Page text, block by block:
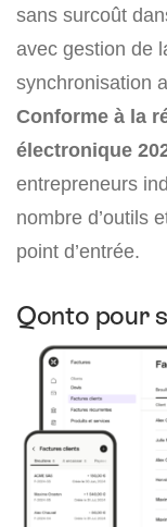
sans surcoût
avec gestion de
synchronisation
Conforme à la
électronique
entrepreneurs
nombre d’outils
point d’entrée.
Qonto pour